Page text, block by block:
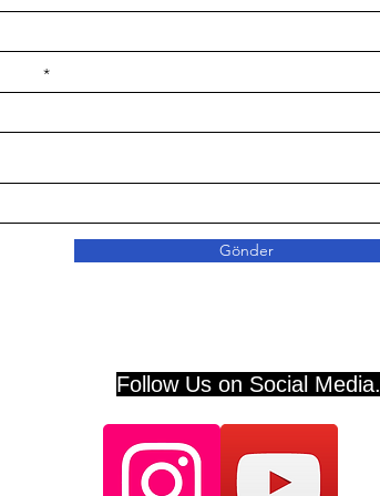
Gönder
Follow Us on Social Media.